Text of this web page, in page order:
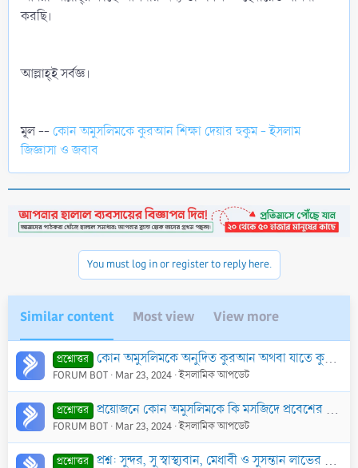
করছি।
আল্লাহ্‌ই সর্বজ্ঞ।
মূল -- কোন অমুসলিমকে কুরআন শিক্ষা দেয়ার হুকুম - ইসলাম
জিজ্ঞাসা ও জবাব
You must log in or register to reply here.
Similar content Most view View more
প্রশ্নোত্তর কোন অমুসলিমকে অনুদিত কুরআন অথবা যাতে কুরআনী আয়াত আছে এমন বই পড়তে দেওয়া বৈধ কি?
FORUM BOT Mar 23, 2024 ইসলামিক আপডেট
প্রশ্নোত্তর প্রয়োজনে কোন অমুসলিমকে কি মসজিদে প্রবেশের অনুমতি দেওয়া যেতে পারে?
FORUM BOT Mar 23, 2024 ইসলামিক আপডেট
প্রশ্নোত্তর প্রশ্ন: সুন্দর, সু স্বাস্থ্যবান, মেধাবী ও সুসন্তান লাভের উদ্দেশ্যে গর্ভাবস্থায় কুরআনের বিশেষ বিশেষ সূরা পড়ার আমল কি?